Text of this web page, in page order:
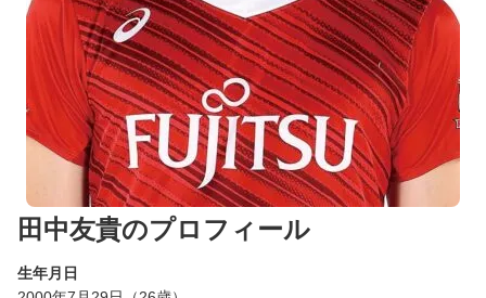
田中友貴のプロフィール
生年月日